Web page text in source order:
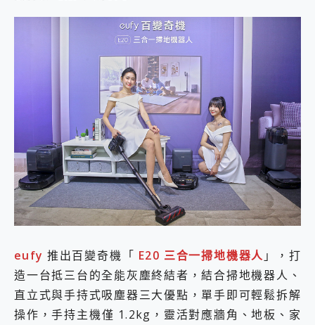
防窺黑科技 Galaxy S26 Ultra系列保護貼怎麼選？imos AR 低反光玻璃、藍寶石鏡頭貼與軍規防摔殼完整開箱評價
AI 支付 一錶搞定大小事 Xiaomi Watch 5 開箱 評測
超驚艷 讓人一眼就愛上 LENOVO 聯想 Yoga Book 9 14吋 AI輕薄筆電 開箱 評測
美到讓人超想擁有 moto pad 60 系列 與 Moto | Swarovski razr 60 冰藍限定版本 開箱 評測
好用的 EaseUS Partition Master 讓您輕鬆的移除與格式化有防寫保護的隨身碟或SD卡
一鍵修復模糊影片、舊照的 AI 好幫手! VideoProc Converter AI 新版全解析 × 年末優惠，一篇全看懂
小朋友才做選擇 投影機 RGB藍牙音響 氛圍情境燈 我通通都要！ Starfish 2 幻彩膠囊投影機｜結合「 智慧投影 & 煥彩流動 」的沈浸式生活新體驗
外型超吸晴~ 給您絕佳操控體驗 GravaStar Mercury K1 系列 異星機械鍵盤與 Mercury X 系列 輕量無線電競滑鼠 開箱 評測
開箱~變身「蜘蛛人」椅子軍師！MSI MPG 491CQP QD-OLED 超寬曲面電競螢幕，多工辦公、爽度滿滿的終極桌面體驗
iPhone 17 系列 有認證的防護來囉！ imos 首家導入 UL MCV 行銷宣告驗證的手機配件品牌
DJI Osmo Pocket 3 爽爽帶回家 歡慶 EaseUS 21 週年到來，「Slogan 海報徵稿活動」好康大放送
小巧好吸不擋鏡頭 有Qi2認證的 ONPRO MagReact MXs2 5000mAh薄型磁吸無線急速行動電源 開箱 評測
會走動的冷暖氣 SONY REON POCKET PRO 穿戴式智慧冷暖調溫裝置 開箱 評測
寶可夢飛人外掛iToolab AnyGo全新升級，GO Fest 五折優惠嗨翻天！支援 iOS/Android！
超好用的 PLAUD NotePin AI 智慧錄音膠囊~ 您的AI 秘書已上線 每月免費送你 300分鐘轉寫
COMPUTEX 2025 來囉！AGI亞奇雷 AI・Gaming・創作儲存方案登場，趕快來AGI亞奇雷挑戰任務抽 PS5！
飛利浦 JS7310 ⚡【電急便｜行動儲能救車電源】 可靠的旅行夥伴！帶給您優異的安全性與強大供電效能
是螢幕也是電視! 一機超多用途「MSI微星 Modern MD272UPSW 27型」 4K IPS 輕薄商用智慧聯網螢幕 開箱 評測
eufy 推出百變奇機「 E20 三合一掃地機器人 」，打
造一台抵三台的全能灰塵終結者，結合掃地機器人、
直立式與手持式吸塵器三大優點，單手即可輕鬆拆解
操作，手持主機僅 1.2kg，靈活對應牆角、地板、家